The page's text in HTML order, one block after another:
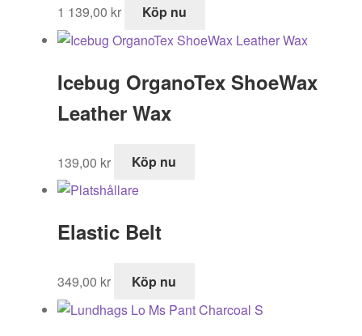
1 139,00 kr Köp nu
Icebug OrganoTex ShoeWax
Leather Wax
139,00 kr Köp nu
Elastic Belt
349,00 kr Köp nu